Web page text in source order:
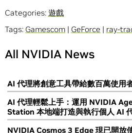
Categories: 遊戲
Tags: Gamescom | GeForce | ray-
All NVIDIA News
AI 代理將創意工具帶給數百萬使用
AI 代理輕鬆上手：運用 NVIDIA
Station 本地端打造與執行個人 AI
NVIDIA Cosmos 3 Edge 現已開放